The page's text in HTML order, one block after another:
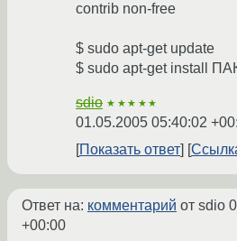
contrib non-free
$ sudo apt-get update
$ sudo apt-get install
sdio ★★★★★
01.05.2005 05:40:02
Показать ответ
Ответ на: комментарий от sdio
+00:00